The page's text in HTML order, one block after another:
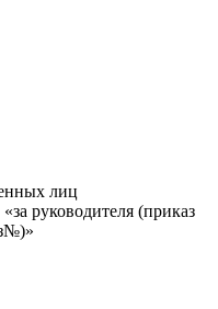
лиц
руководителя (приказ